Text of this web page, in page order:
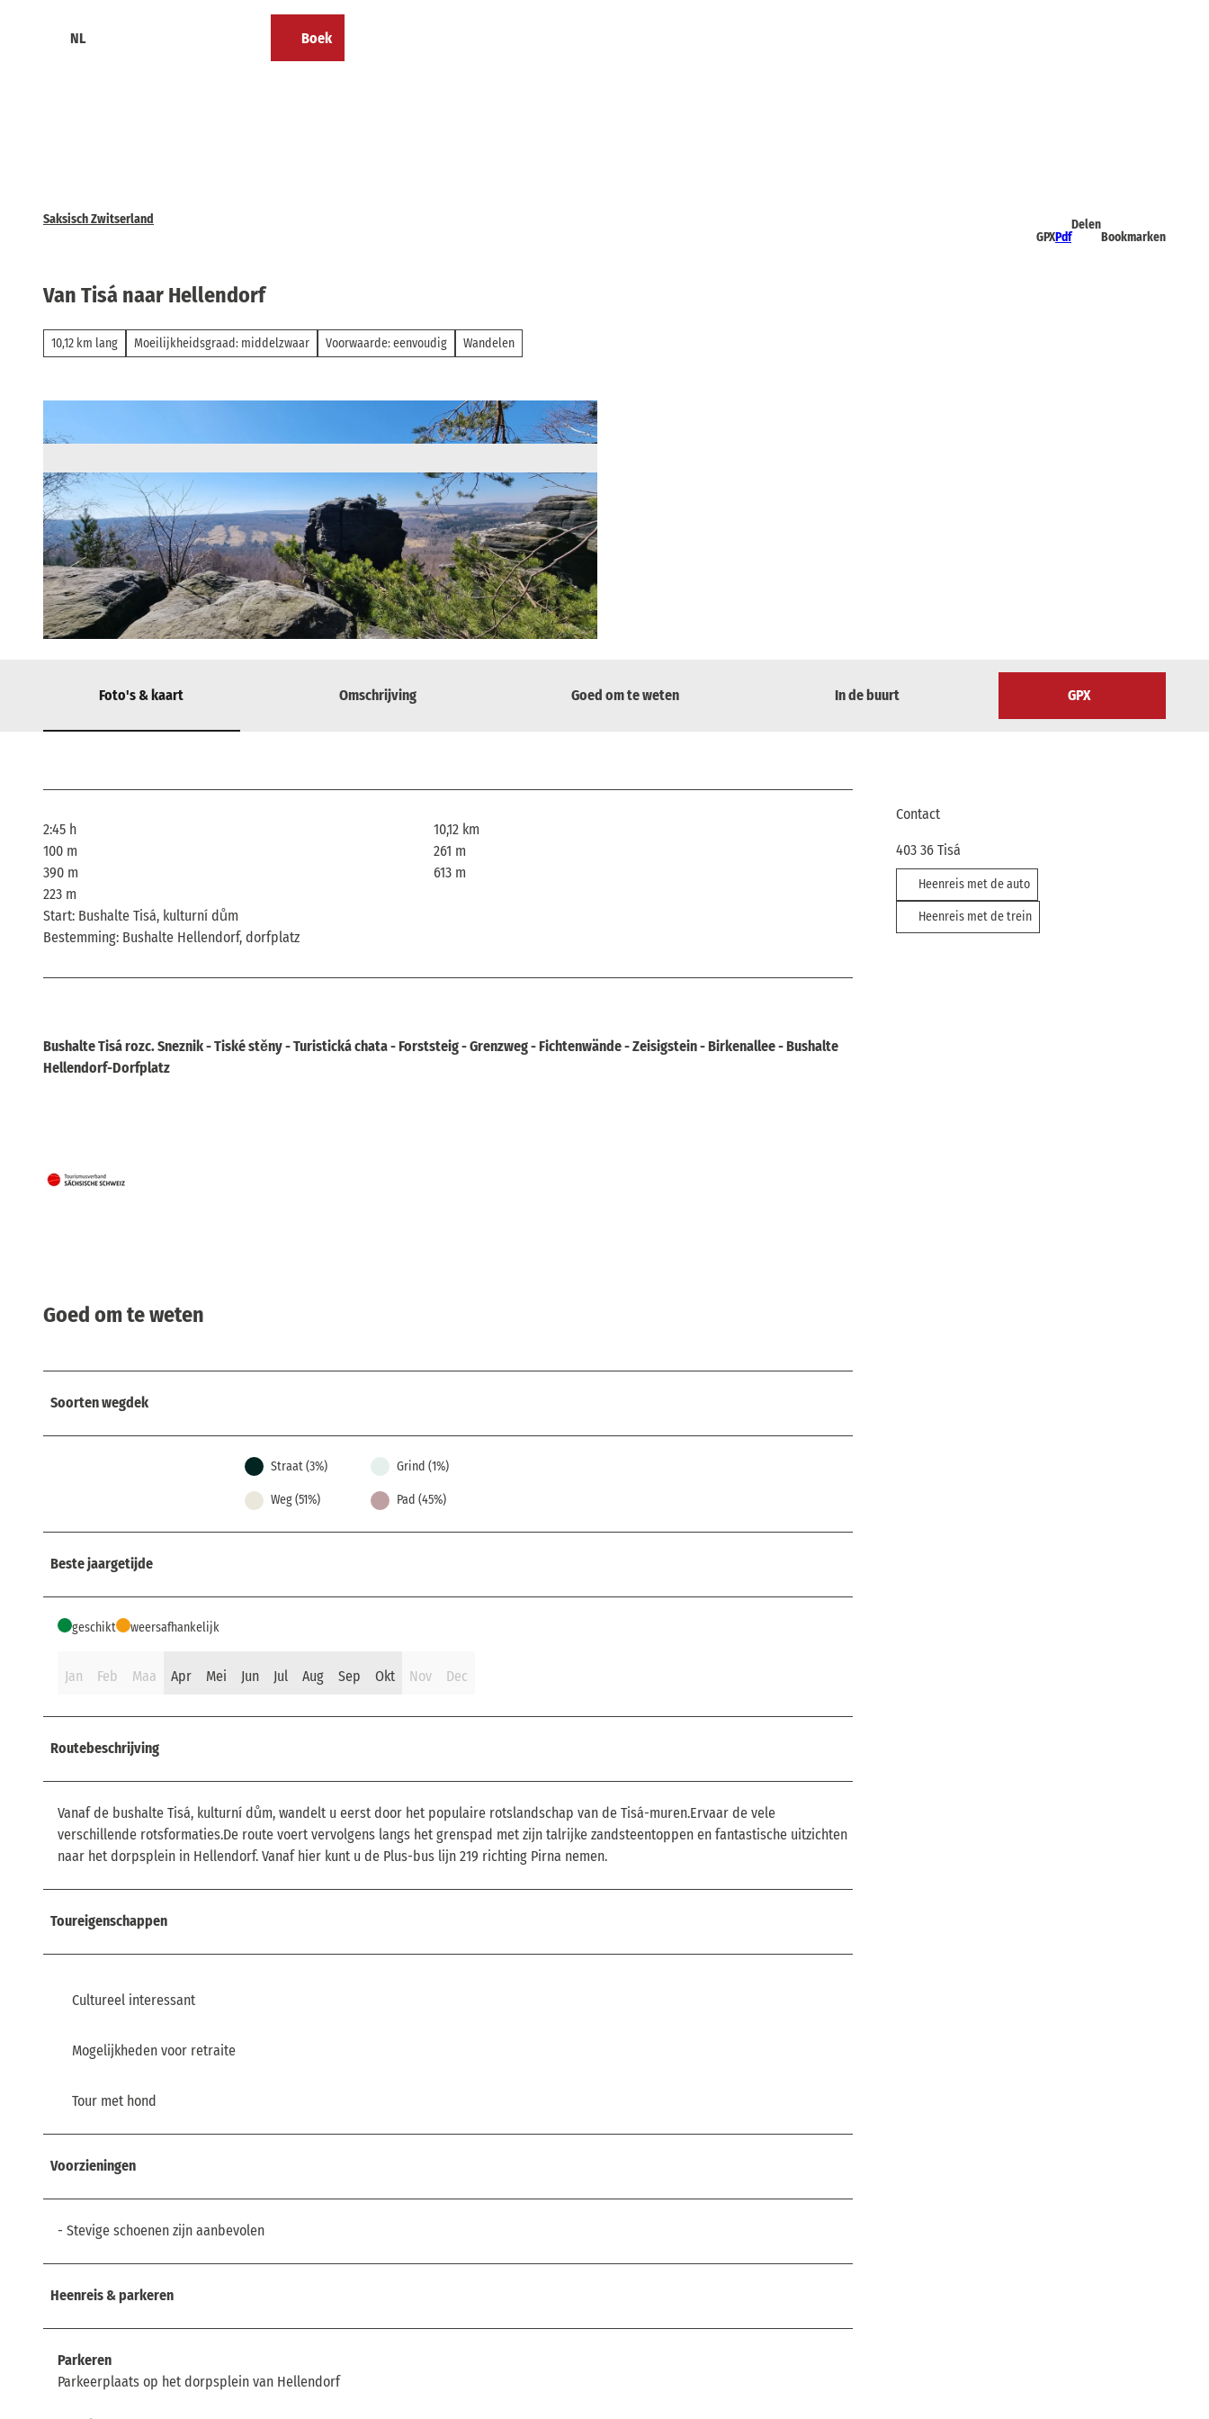
NL Boek
Saksisch Zwitserland
GPXPdf
Delen
Bookmarken
Van Tisá naar Hellendorf
10,12 km lang Moeilijkheidsgraad: middelzwaar Voorwaarde: eenvoudig Wandelen
Foto's & kaart Omschrijving Goed om te weten In de buurt GPX
2:45 h
10,12 km
100 m
261 m
390 m
613 m
223 m
Start: Bushalte Tisá, kulturní dům
Bestemming: Bushalte Hellendorf, dorfplatz
Bushalte Tisá rozc. Sneznik - Tiské stěny - Turistická chata - Forststeig - Grenzweg - Fichtenwände - Zeisigstein - Birkenallee - Bushalte
Hellendorf-Dorfplatz
Goed om te weten
Soorten wegdek
Straat (3%) Grind (1%)
Weg (51%) Pad (45%)
Beste jaargetijde
geschikt weersafhankelijk
Jan Feb Maa Apr Mei Jun Jul Aug Sep Okt Nov Dec
Routebeschrijving
Vanaf de bushalte Tisá, kulturní dům, wandelt u eerst door het populaire rotslandschap van de Tisá-muren.Ervaar de vele
verschillende rotsformaties.De route voert vervolgens langs het grenspad met zijn talrijke zandsteentoppen en fantastische uitzichten
naar het dorpsplein in Hellendorf. Vanaf hier kunt u de Plus-bus lijn 219 richting Pirna nemen.
Toureigenschappen
Cultureel interessant
Mogelijkheden voor retraite
Tour met hond
Voorzieningen
- Stevige schoenen zijn aanbevolen
Heenreis & parkeren
Parkeren
Parkeerplaats op het dorpsplein van Hellendorf
Contact
403 36 Tisá
Heenreis met de auto
Heenreis met de trein